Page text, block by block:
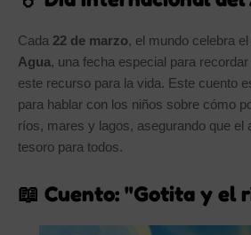
Cada 22 de marzo, el mundo celebra el
Agua, una fecha especial para
este recurso para la vida. Este cuento
para hablar con los niños sobre cómo
ríos, mares y lagos, asegurando que el
tesoro para todos.
📖 Cuento: "Gotita y el